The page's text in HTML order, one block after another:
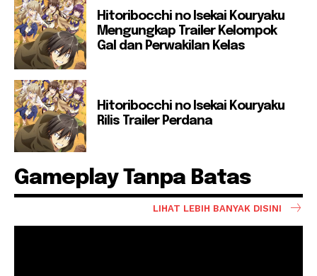
Hitoribocchi no Isekai Kouryaku
Mengungkap Trailer Kelompok
Gal dan Perwakilan Kelas
Hitoribocchi no Isekai Kouryaku
Rilis Trailer Perdana
Gameplay Tanpa Batas
LIHAT LEBIH BANYAK DISINI